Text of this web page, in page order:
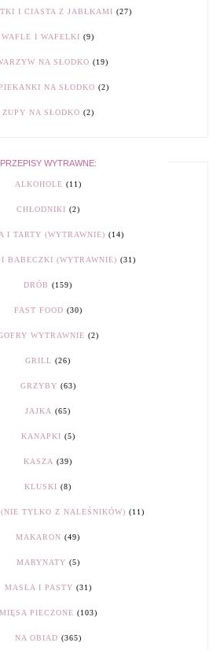
I CIASTA Z JABŁKAMI (27)
WAFLE I WAFELKI (9)
NA SŁODKO (19)
NA SŁODKO (2)
ZUPY NA SŁODKO (2)
PRZEPISY WYTRAWNE:
ALKOHOLE (11)
CHŁODNIKI (2)
I TARTY (WYTRAWNIE) (14)
BABECZKI (WYTRAWNIE) (31)
DRÓB (159)
FAST FOOD (30)
WYTRAWNIE (2)
GRILL (26)
GRZYBY (63)
JAJKA (65)
KANAPKI (5)
KASZA (39)
KLUSKI (8)
TYLKO Z NALEŚNIKÓW) (11)
MAKARON (49)
MARYNATY (5)
MASŁA I PASTY (31)
MIĘSA PIECZONE (103)
NA OBIAD (365)